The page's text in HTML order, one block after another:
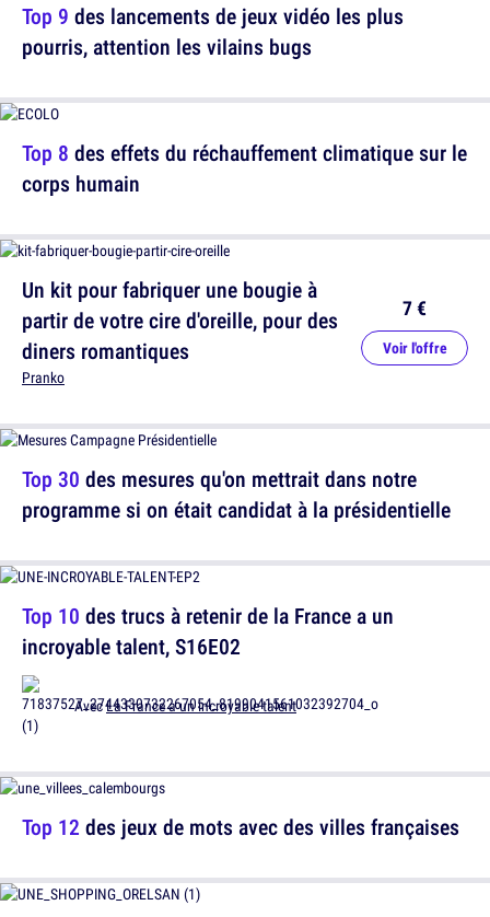
Top 9 des lancements de jeux vidéo les plus
pourris, attention les vilains bugs
Un kit pour fabriquer une bougie à
partir de votre cire d'oreille, pour des
diners romantiques
Pranko
7 €
Voir l'offre
Top 10 des trucs à retenir de la France a un
incroyable talent, S16E02
AvecLa France a un incroyable talent
Top 8 des effets du réchauffement climatique sur le
corps humain
Top 30 des mesures qu'on mettrait dans notre
programme si on était candidat à la présidentielle
Top 12 des jeux de mots avec des villes françaises